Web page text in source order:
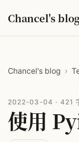
Chancel's
Chancel's blog ›
2022-03-04 · 421
使用